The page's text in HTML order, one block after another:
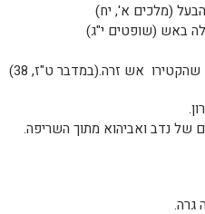
באש (שופטים י"ג)
של נדב ואביהוא מתוך השריפה.